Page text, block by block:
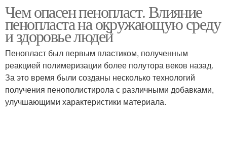
Чем опасен пенопласт. Влияние
пенопласта на окружающую среду
и здоровье людей
Пенопласт был первым пластиком, полученным
реакцией полимеризации более полутора веков назад.
За это время были созданы несколько технологий
получения пенополистирола с различными добавками,
улучшающими характеристики материала.